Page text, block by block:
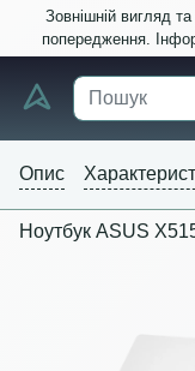
Зовнішній вигляд
попередження.
Опис
Ноутбук ASUS